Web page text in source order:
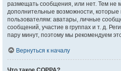
размещать сообщения, или нет. Тем не
дополнительные возможности,
пользователям: аватары, личные
сообщений, участие в группах и т. д.
пару минут, поэтому мы рекомендуем
Вернуться к началу